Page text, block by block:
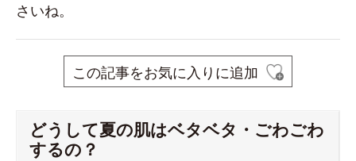
さいね。
この記事をお気に入りに追加
どうして夏の肌はベタベタ・ごわごわ
するの？